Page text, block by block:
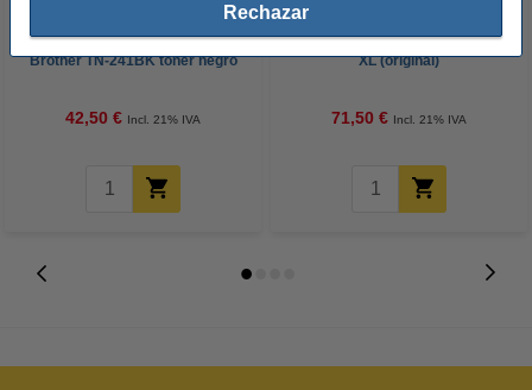
Rechazar
Marca 123tinta reemplaza a
Brother TN-241BK toner negro
42,50 € Incl. 21% IVA
Ricoh type MP C407 toner cian
XL (original)
71,50 € Incl. 21% IVA